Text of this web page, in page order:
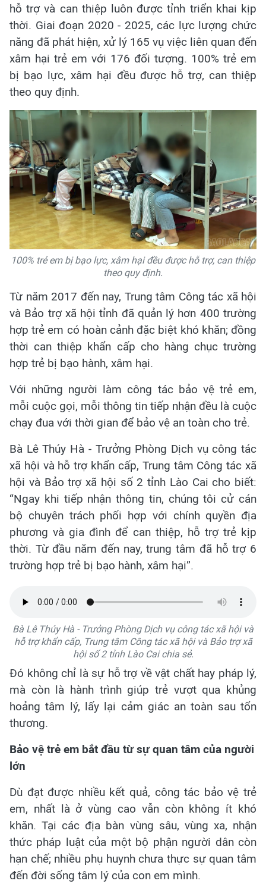
hỗ trợ và can thiệp luôn được tỉnh triển khai kịp
thời. Giai đoạn 2020 - 2025, các lực lượng chức
năng đã phát hiện, xử lý 165 vụ việc liên quan đến
xâm hại trẻ em với 176 đối tượng. 100% trẻ em
bị bạo lực, xâm hại đều được hỗ trợ, can thiệp
theo quy định.
100% trẻ em bị bạo lực, xâm hại đều được hỗ trợ, can thiệp
theo quy định.
Từ năm 2017 đến nay, Trung tâm Công tác xã hội
và Bảo trợ xã hội tỉnh đã quản lý hơn 400 trường
hợp trẻ em có hoàn cảnh đặc biệt khó khăn; đồng
thời can thiệp khẩn cấp cho hàng chục trường
hợp trẻ bị bạo hành, xâm hại.
Với những người làm công tác bảo vệ trẻ em,
mỗi cuộc gọi, mỗi thông tin tiếp nhận đều là cuộc
chạy đua với thời gian để bảo vệ an toàn cho trẻ.
Bà Lê Thúy Hà - Trưởng Phòng Dịch vụ công tác
xã hội và hỗ trợ khẩn cấp, Trung tâm Công tác xã
hội và Bảo trợ xã hội số 2 tỉnh Lào Cai cho biết:
“Ngay khi tiếp nhận thông tin, chúng tôi cử cán
bộ chuyên trách phối hợp với chính quyền địa
phương và gia đình để can thiệp, hỗ trợ trẻ kịp
thời. Từ đầu năm đến nay, trung tâm đã hỗ trợ 6
trường hợp trẻ bị bạo hành, xâm hại”.
Bà Lê Thúy Hà - Trưởng Phòng Dịch vụ công tác xã hội và
hỗ trợ khẩn cấp, Trung tâm Công tác xã hội và Bảo trợ xã
hội số 2 tỉnh Lào Cai chia sẻ.
Đó không chỉ là sự hỗ trợ về vật chất hay pháp lý,
mà còn là hành trình giúp trẻ vượt qua khủng
hoảng tâm lý, lấy lại cảm giác an toàn sau tổn
thương.
Bảo vệ trẻ em bắt đầu từ sự quan tâm của người
lớn
Dù đạt được nhiều kết quả, công tác bảo vệ trẻ
em, nhất là ở vùng cao vẫn còn không ít khó
khăn. Tại các địa bàn vùng sâu, vùng xa, nhận
thức pháp luật của một bộ phận người dân còn
hạn chế; nhiều phụ huynh chưa thực sự quan tâm
đến đời sống tâm lý của con em mình.